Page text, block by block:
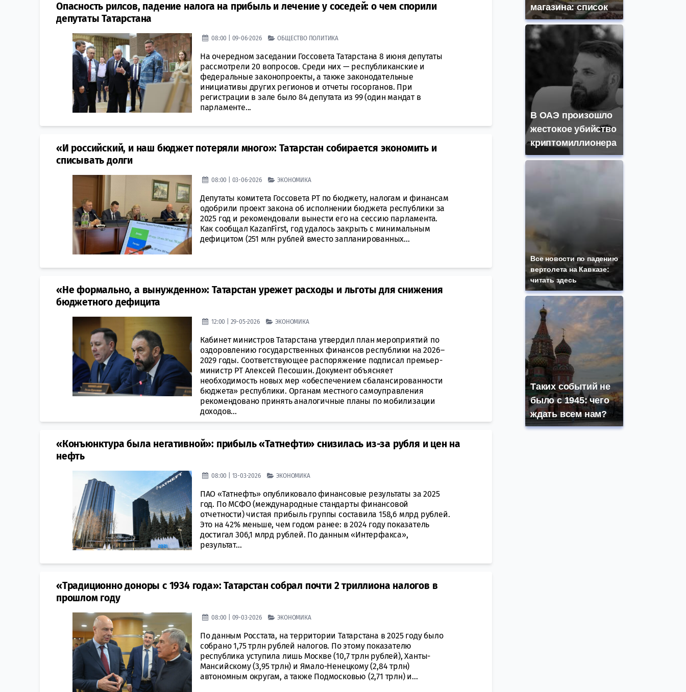
Опасность рилсов, падение налога на прибыль и лечение у соседей: о чем спорили
депутаты Татарстана
08:00 | 09-06-2026 ОБЩЕСТВО ПОЛИТИКА
На очередном заседании Госсовета Татарстана 8 июня депутаты
рассмотрели 20 вопросов. Среди них — республиканские и
федеральные законопроекты, а также законодательные
инициативы других регионов и отчеты госорганов. При
регистрации в зале было 84 депутата из 99 (один мандат в
парламенте...
«И российский, и наш бюджет потеряли много»: Татарстан собирается экономить и
списывать долги
08:00 | 03-06-2026 ЭКОНОМИКА
Депутаты комитета Госсовета РТ по бюджету, налогам и финансам
одобрили проект закона об исполнении бюджета республики за
2025 год и рекомендовали вынести его на сессию парламента.
Как сообщал KazanFirst, год удалось закрыть с минимальным
дефицитом (251 млн рублей вместо запланированных...
«Не формально, а вынужденно»: Татарстан урежет расходы и льготы для снижения
бюджетного дефицита
12:00 | 29-05-2026 ЭКОНОМИКА
Кабинет министров Татарстана утвердил план мероприятий по
оздоровлению государственных финансов республики на 2026–
2029 годы. Соответствующее распоряжение подписал премьер-
министр РТ Алексей Песошин. Документ объясняет
необходимость новых мер «обеспечением сбалансированности
бюджета» республики. Органам местного самоуправления
рекомендовано принять аналогичные планы по мобилизации
доходов...
«Конъюнктура была негативной»: прибыль «Татнефти» снизилась из-за рубля и цен на
нефть
08:00 | 13-03-2026 ЭКОНОМИКА
ПАО «Татнефть» опубликовало финансовые результаты за 2025
год. По МСФО (международные стандарты финансовой
отчетности) чистая прибыль группы составила 158,6 млрд рублей.
Это на 42% меньше, чем годом ранее: в 2024 году показатель
достигал 306,1 млрд рублей. По данным «Интерфакса»,
результат...
«Традиционно доноры с 1934 года»: Татарстан собрал почти 2 триллиона налогов в
прошлом году
08:00 | 09-03-2026 ЭКОНОМИКА
По данным Росстата, на территории Татарстана в 2025 году было
собрано 1,75 трлн рублей налогов. По этому показателю
республика уступила лишь Москве (10,7 трлн рублей), Ханты-
Мансийскому (3,95 трлн) и Ямало-Ненецкому (2,84 трлн)
автономным округам, а также Подмосковью (2,71 трлн) и...
магазина: список
В ОАЭ произошло
жестокое убийство
криптомиллионера
Все новости по падению
вертолета на Кавказе:
читать здесь
Таких событий не
было с 1945: чего
ждать всем нам?